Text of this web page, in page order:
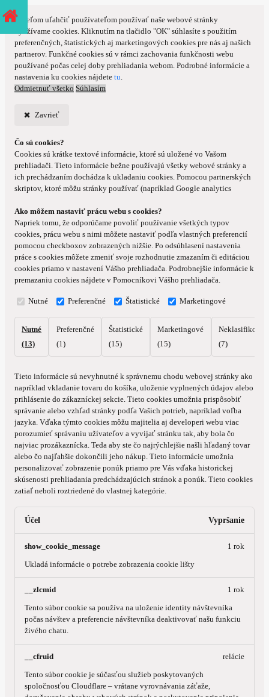
S cieľom uľahčiť používateľom používať naše webové stránky
využívame cookies. Kliknutím na tlačidlo "OK" súhlasíte s použitím
preferenčných, štatistických aj marketingových cookies pre nás aj našich
partnerov. Funkčné cookies sú v rámci zachovania funkčnosti webu
používané počas celej doby prehliadania webom. Podrobné informácie a
nastavenia ku cookies nájdete tu.
Odmietnuť všetko Súhlasím
Zavrieť
Čo sú cookies?
Cookies sú krátke textové informácie, ktoré sú uložené vo Vašom
prehliadači. Tieto informácie bežne používajú všetky webové stránky a
ich prechádzaním dochádza k ukladaniu cookies. Pomocou partnerských
skriptov, ktoré môžu stránky používať (napríklad Google analytics
Ako môžem nastaviť prácu webu s cookies?
Napriek tomu, že odporúčame povoliť používanie všetkých typov
cookies, prácu webu s nimi môžete nastaviť podľa vlastných preferencií
pomocou checkboxov zobrazených nižšie. Po odsúhlasení nastavenia
práce s cookies môžete zmeniť svoje rozhodnutie zmazaním či editáciou
cookies priamo v nastavení Vášho prehliadača. Podrobnejšie informácie k
premazaniu cookies nájdete v Pomocníkovi Vášho prehliadača.
Nutné Preferenčné Štatistické Marketingové
Nutné
(13)
Preferenčné
(1)
Štatistické
(15)
Marketingové
(15)
(7)
Tieto informácie sú nevyhnutné k správnemu chodu webovej stránky ako
napríklad vkladanie tovaru do košíka, uloženie vyplnených údajov alebo
prihlásenie do zákazníckej sekcie. Tieto cookies umožnia prispôsobiť
správanie alebo vzhľad stránky podľa Vašich potrieb, napríklad voľba
jazyka. Vďaka týmto cookies môžu majitelia aj developeri webu viac
porozumieť správaniu užívateľov a vyvijať stránku tak, aby bola čo
najviac prozákaznícka. Teda aby ste čo najrýchlejšie našli hľadaný tovar
alebo čo najľahšie dokončili jeho nákup. Tieto informácie umožnia
personalizovať zobrazenie ponúk priamo pre Vás vďaka historickej
skúsenosti prehliadania predchádzajúcich stránok a ponúk. Tieto cookies
zatiaľ neboli roztriedené do vlastnej kategórie.
Účel Vypršanie
show_cookie_message
Ukladá informácie o potrebe zobrazenia cookie lišty
1 rok
__zlcmid
Tento súbor cookie sa používa na uloženie identity návštevníka
počas návštev a preferencie návštevníka deaktivovať našu funkciu
živého chatu.
1 rok
__cfruid
Tento súbor cookie je súčasťou služieb poskytovaných
spoločnosťou Cloudflare – vrátane vyrovnávania záťaže,
relácie